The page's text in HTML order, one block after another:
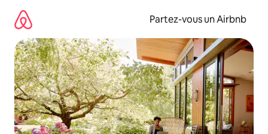
directement
contenu
Partez-vous un Airbnb